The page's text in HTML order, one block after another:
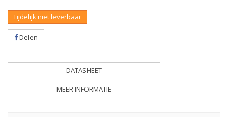
Tijdelijk niet leverbaar
Delen
DATASHEET
MEER INFORMATIE